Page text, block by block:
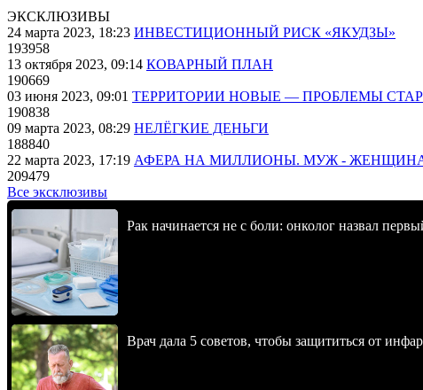
ЭКСКЛЮЗИВЫ
24 марта 2023, 18:23 ИНВЕСТИЦИОННЫЙ РИСК «ЯКУДЗЫ»
193958
13 октября 2023, 09:14 КОВАРНЫЙ ПЛАН
190669
03 июня 2023, 09:01 ТЕРРИТОРИИ НОВЫЕ — ПРОБЛЕМЫ
190838
09 марта 2023, 08:29 НЕЛЁГКИЕ ДЕНЬГИ
188840
22 марта 2023, 17:19 АФЕРА НА МИЛЛИОНЫ. МУЖ -
209479
Все эксклюзивы
Рак начинается не с боли: онколог назвал
Врач дала 5 советов, чтобы защититься от